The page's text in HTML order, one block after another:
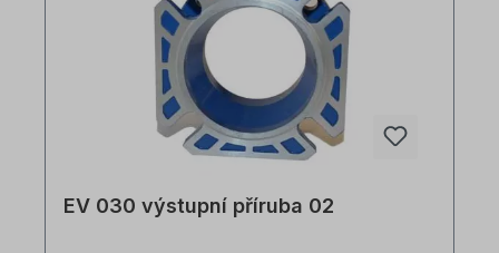
EV 030 výstupní příruba 02